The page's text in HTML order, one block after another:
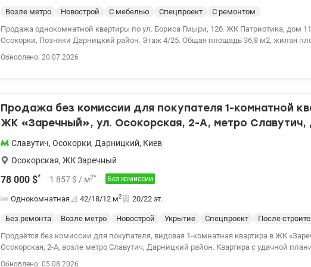
Возле метро Новострой С мебелью Спецпроект
С ремонтом
Продажа однокомнатной квартиры по ул. Бориса Гмыри, 12б. ЖК Патриотика, дом
Осокорки, Позняки Дарницкий район. Этаж 4/25. Общая площадь 36,8 м2, жилая площадь 17,2 кв.м.,
выбрать семейного врача) лаборатория Synevo. Продажа только за наличные. Цена
0976449950, Наталья, valion.ua/1149821
Обновлено: 20.07.2026
Продажа без комиссии для покупателя 1-комнатной
ЖК «Заречный», ул. Осокорская, 2-А, метро Славутич,
район
Славутич, Осокорки, Дарницкий, Киев
Осокорская, ЖК Заречный
78 000 $* 1 857 $ / м2* Без комиссии
Однокомнатная 42/18/12 м2 20/22 эт.
Без ремонта Возле метро Новострой Укрытие Спецпроект
После
Продаётся без комиссии для покупателя, видовая 1-комнатная квартира в ЖК
Осокорская, 2-А, возле метро Славутич, Дарницкий район. Квартира с удачной
Обновлено: 05.08.2026